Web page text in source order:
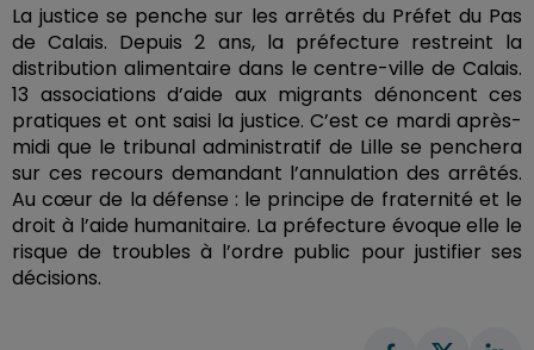
La justice se penche sur les arrêtés du Préfet du Pas
de Calais. Depuis 2 ans, la préfecture restreint la
distribution alimentaire dans le centre-ville de Calais.
13 associations d’aide aux migrants dénoncent ces
pratiques et ont saisi la justice. C’est ce mardi après-
midi que le tribunal administratif de Lille se penchera
sur ces recours demandant l’annulation des arrêtés.
Au cœur de la défense : le principe de fraternité et le
droit à l’aide humanitaire. La préfecture évoque elle le
risque de troubles à l’ordre public pour justifier ses
décisions.